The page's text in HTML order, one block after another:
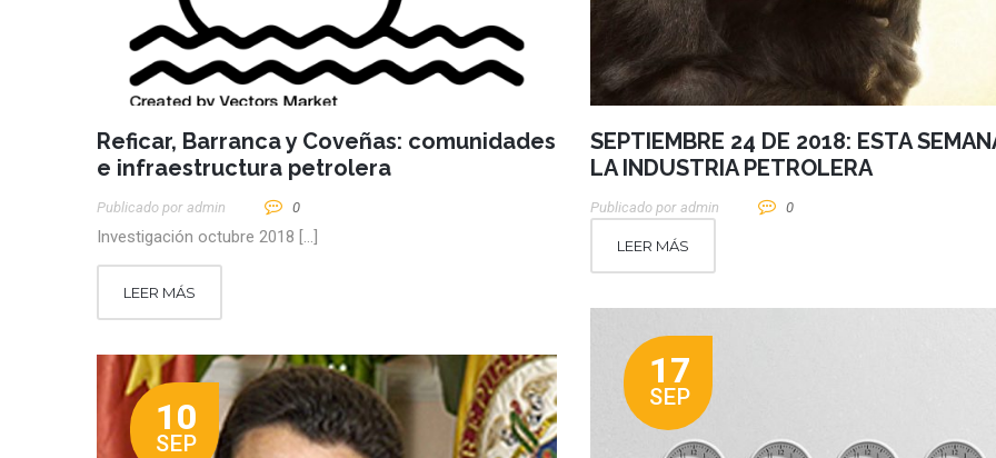
Reficar, Barranca y Coveñas: comunidades
e infraestructura petrolera
Publicado por Admin 0
Investigación octubre 2018 […]
LEER MÁS
SEPTIEMBRE 24 DE 2018: ESTA
LA INDUSTRIA PETROLERA
Publicado por Admin 0
LEER MÁS
17
SEP
10
SEP